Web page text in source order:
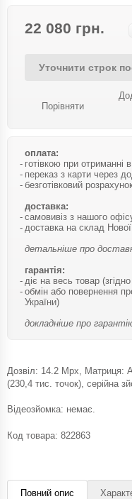
22 080 грн.
Уточнити строк
Порівняти
оплата:
готівкою при отриманні в
переказ з карти через
безготівковий
доставка:
самовивіз з нашого
доставка на склад
детальніше про
гарантія:
діє на весь товар
обмін або повернення
України)
докладніше про
Дозвіл: 14.2 Mpx, Матриця:
(230,4 тис. точок), серійна
Відеозйомка: немає.
Код товара: 822863
Повний опис